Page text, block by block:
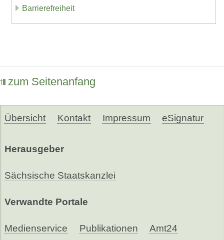
Barrierefreiheit
zum Seitenanfang
Übersicht Kontakt Impressum eSignatur
Herausgeber
Sächsische Staatskanzlei
Verwandte Portale
Medienservice Publikationen Amt24